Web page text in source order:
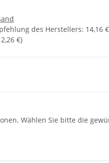
des Herstellers: 14,16 €
2,26 €)
Wählen Sie bitte die